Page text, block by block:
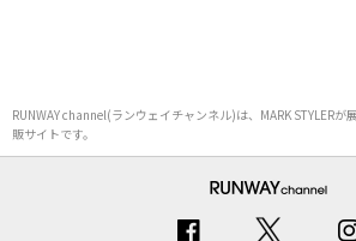
RUNWAY channel(ランウェイチャンネル)は、MARK STYLER
販サイトです。